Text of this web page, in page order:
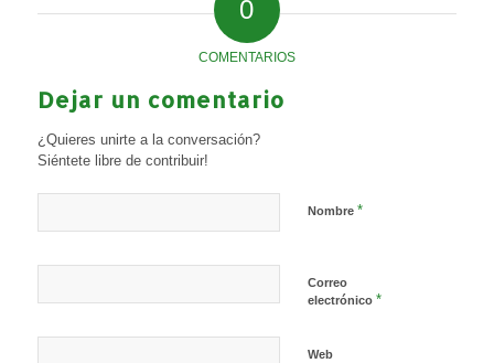
0
COMENTARIOS
Dejar un comentario
¿Quieres unirte a la conversación?
Siéntete libre de contribuir!
Nombre *
Correo
electrónico *
Web